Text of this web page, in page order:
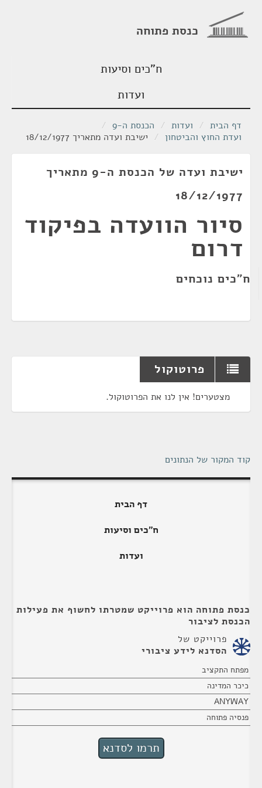
כנסת פתוחה
ח"כים וסיעות
ועדות
דף הבית / ועדות / הכנסת ה-9
/
ועדת החוץ והביטחון / ישיבת ועדה מתאריך 18/12/1977
ישיבת ועדה של הכנסת ה-9 מתאריך
18/12/1977
סיור הוועדה בפיקוד
דרום
ח"כים נוכחים
פרוטוקול
מצטערים! אין לנו את הפרוטוקול.
קוד המקור של הנתונים
דף הבית
ח"כים וסיעות
ועדות
כנסת פתוחה הוא פרוייקט שמטרתו לחשוף את פעילות
הכנסת לציבור
פרוייקט של
הסדנא לידע ציבורי
מפתח התקציב
כיכר המדינה
ANYWAY
פנסיה פתוחה